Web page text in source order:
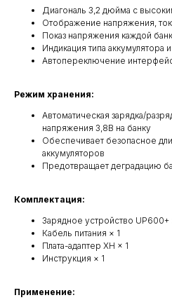
Диагональ 3,2 дюйма с
Отображение напряжения,
Показ напряжения каждой
Индикация типа аккумулятора
Автопереключение
Режим хранения:
Автоматическая зарядка/
напряжения 3,8В на банку
Обеспечивает безопасное
аккумуляторов
Предотвращает деградацию
Комплектация:
Зарядное устройство UP600+
Кабель питания × 1
Плата-адаптер XH × 1
Инструкция × 1
Применение: